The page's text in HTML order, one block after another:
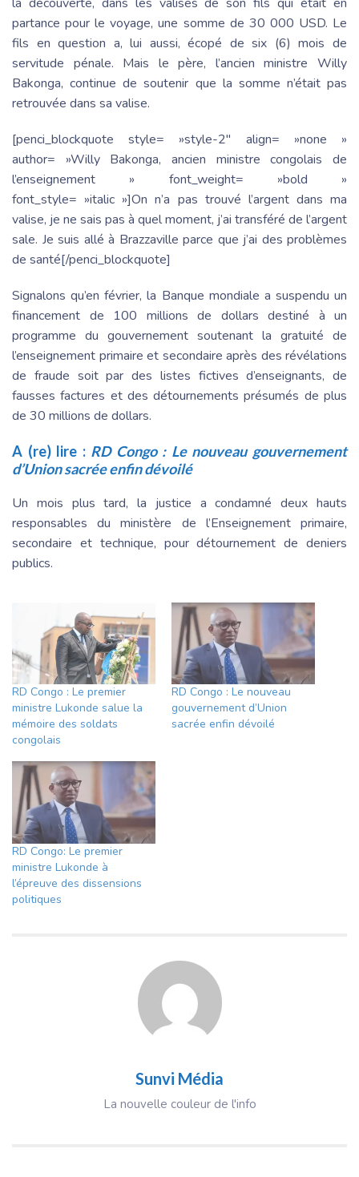
partance pour le voyage, une somme de 30 000 USD. Le
fils en question a, lui aussi, écopé de six (6) mois de
servitude pénale. Mais le père, l’ancien ministre Willy
Bakonga, continue de soutenir que la somme n’était pas
retrouvée dans sa valise.
[penci_blockquote style= »style-2″ align= »none »
author= »Willy Bakonga, ancien ministre congolais de
l’enseignement » font_weight= »bold »
font_style= »italic »]On n’a pas trouvé l’argent dans ma
valise, je ne sais pas à quel moment, j’ai transféré de l’argent
sale. Je suis allé à Brazzaville parce que j’ai des problèmes
de santé[/penci_blockquote]
Signalons qu’en février, la Banque mondiale a suspendu un
financement de 100 millions de dollars destiné à un
programme du gouvernement soutenant la gratuité de
l’enseignement primaire et secondaire après des révélations
de fraude soit par des listes fictives d’enseignants, de
fausses factures et des détournements présumés de plus
de 30 millions de dollars.
A (re) lire : RD Congo : Le nouveau gouvernement
d’Union sacrée enfin dévoilé
Un mois plus tard, la justice a condamné deux hauts
responsables du ministère de l’Enseignement primaire,
secondaire et technique, pour détournement de deniers
publics.
RD Congo : Le premier
ministre Lukonde salue la
mémoire des soldats
congolais
RD Congo : Le nouveau
gouvernement d’Union
sacrée enfin dévoilé
RD Congo: Le premier
ministre Lukonde à
l’épreuve des dissensions
politiques
Sunvi Média
La nouvelle couleur de l'info